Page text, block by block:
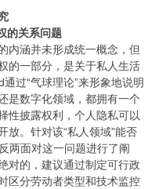
的关系问题
内涵并未形成统一概念，但
的一部分，是关于私人生活
过“气球理论”来形象地说明
是数字化领域，都拥有一个
性披露权利，个人隐私可以
放。针对该“私人领域”能否
两面对这一问题进行了阐
对的，建议通过制定可行政
区分劳动者类型和技术监控